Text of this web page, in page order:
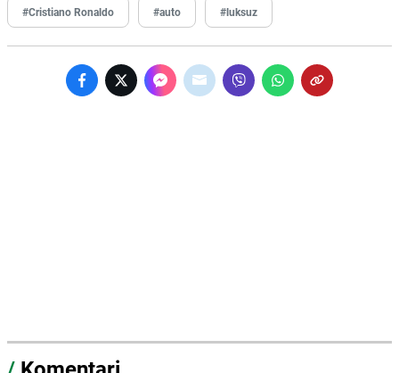
#Cristiano Ronaldo #auto #luksuz